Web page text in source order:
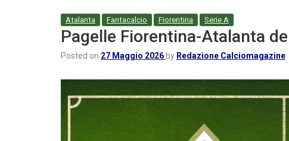
Atalanta Fantacalcio Fiorentina Serie A
Pagelle Fiorentina-Atalanta
Posted on 27 Maggio 2026 by Redazione Calciomagazine